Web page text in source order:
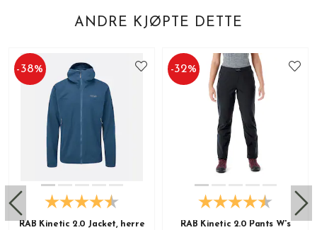
ANDRE KJØPTE DETTE
-38%
RAB Kinetic 2.0 Jacket, herre
-32%
RAB Kinetic 2.0 Pants W's